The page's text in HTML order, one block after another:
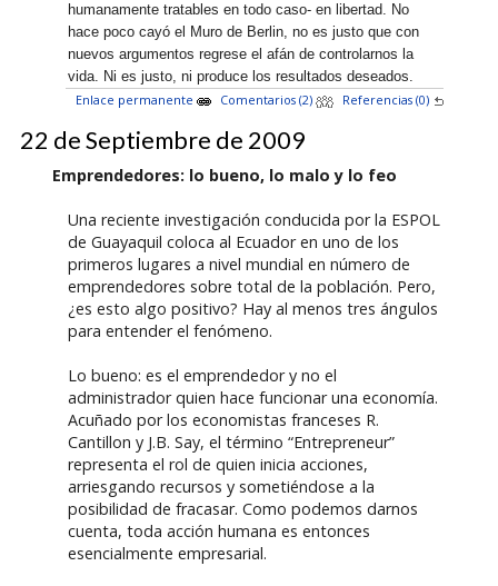
humanamente tratables en todo caso- en libertad. No
hace poco cayó el Muro de Berlin, no es justo que con
nuevos argumentos regrese el afán de controlarnos la
vida. Ni es justo, ni produce los resultados deseados.
Enlace permanente
Comentarios (2) Referencias (0)
22 de Septiembre de 2009
Emprendedores: lo bueno, lo malo y lo feo
Una reciente investigación conducida por la ESPOL
de Guayaquil coloca al Ecuador en uno de los
primeros lugares a nivel mundial en número de
emprendedores sobre total de la población. Pero,
¿es esto algo positivo? Hay al menos tres ángulos
para entender el fenómeno.
Lo bueno: es el emprendedor y no el
administrador quien hace funcionar una economía.
Acuñado por los economistas franceses R.
Cantillon y J.B. Say, el término “Entrepreneur”
representa el rol de quien inicia acciones,
arriesgando recursos y sometiéndose a la
posibilidad de fracasar. Como podemos darnos
cuenta, toda acción humana es entonces
esencialmente empresarial.